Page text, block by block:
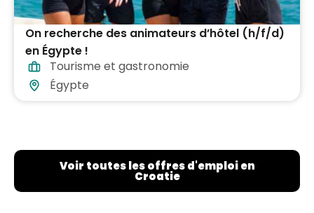
On recherche des animateurs d’hôtel (h/f/d)
en Égypte !
Tourisme et gastronomie
Égypte
Voir toutes les offres d'emploi en
Croatie